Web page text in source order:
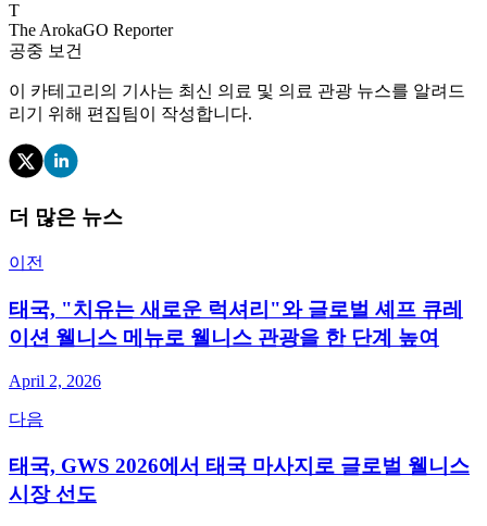
T
The ArokaGO Reporter
공중 보건
이 카테고리의 기사는 최신 의료 및 의료 관광 뉴스를 알려드
리기 위해 편집팀이 작성합니다.
더 많은 뉴스
이전
태국, "치유는 새로운 럭셔리"와 글로벌 셰프 큐레
이션 웰니스 메뉴로 웰니스 관광을 한 단계 높여
April 2, 2026
다음
태국, GWS 2026에서 태국 마사지로 글로벌 웰니스
시장 선도